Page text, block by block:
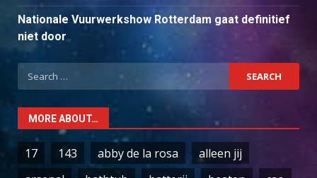
Nationale Vuurwerkshow Rotterdam gaat definitief
niet door
Search
for:
MORE ABOUT…
17 143 abby de la rosa
alleen jij